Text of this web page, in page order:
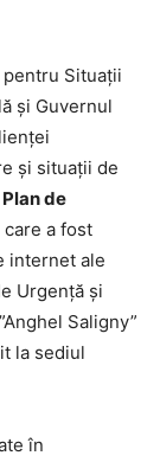
Situații
și Guvernul
și situații de
Plan de
care a fost
internet ale
Urgență și
Saligny”
la sediul
în